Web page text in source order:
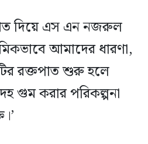
দিয়ে এস এন নজরুল
আমাদের ধারণা,
রক্তপাত শুরু হলে
গুম করার পরিকল্পনা